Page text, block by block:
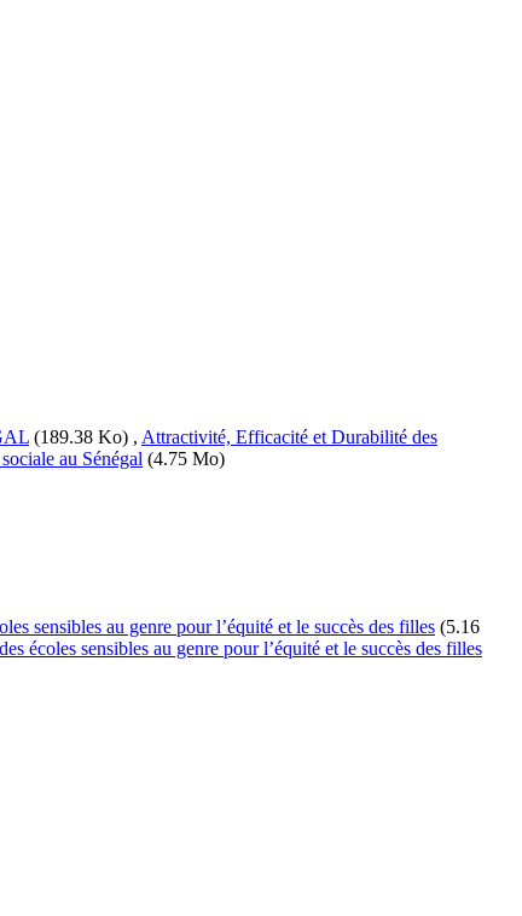
(189.38 Ko) , Attractivité, Efficacité et Durabilité des
au Sénégal (4.75 Mo)
sensibles au genre pour l’équité et le succès des filles (5.16
écoles sensibles au genre pour l’équité et le succès des filles